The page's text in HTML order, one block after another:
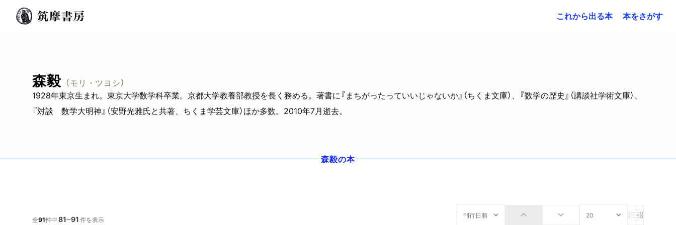
これから出る本 本をさがす
森毅 （モリ・ツヨシ）
1928年東京生まれ。東京大学数学科卒業。京都大学教養部教授を長く務める。著書に『まちがったっていいじゃないか』（ちくま文庫）、『数学の歴史』（講談社学術文庫）、
『対談 数学大明神』（安野光雅氏と共著、ちくま学芸文庫）ほか多数。2010年7月逝去。
森毅の本
全91件中81─91件を表示